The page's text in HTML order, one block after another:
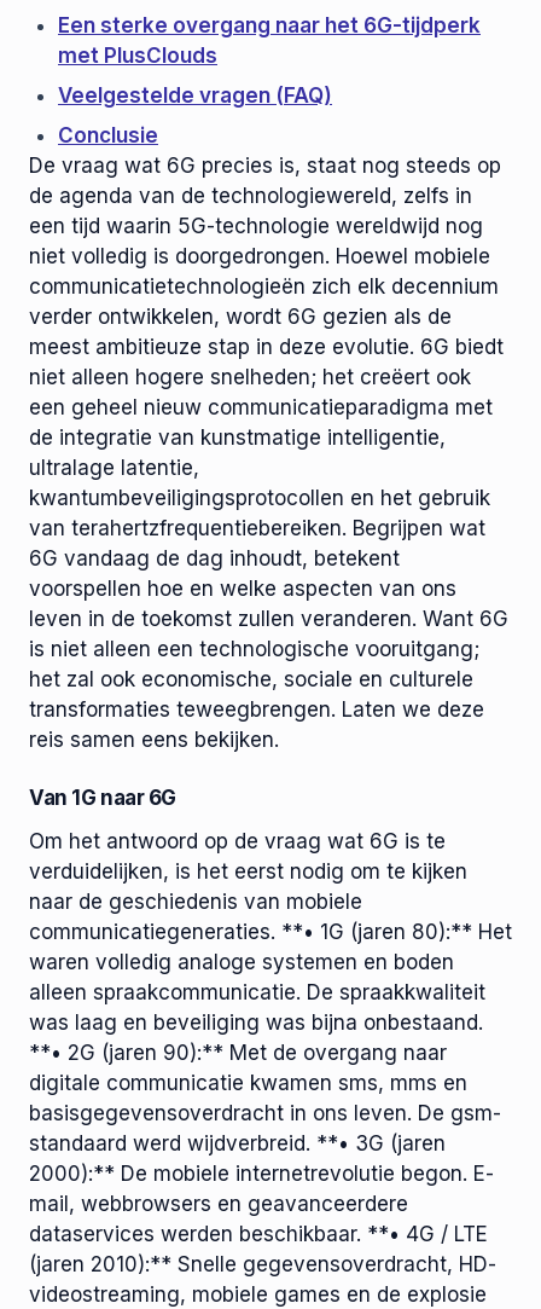
Een sterke overgang naar het 6G-tijdperk
met PlusClouds
Veelgestelde vragen (FAQ)
Conclusie
De vraag wat 6G precies is, staat nog steeds op
de agenda van de technologiewereld, zelfs in
een tijd waarin 5G-technologie wereldwijd nog
niet volledig is doorgedrongen. Hoewel mobiele
communicatietechnologieën zich elk decennium
verder ontwikkelen, wordt 6G gezien als de
meest ambitieuze stap in deze evolutie. 6G biedt
niet alleen hogere snelheden; het creëert ook
een geheel nieuw communicatieparadigma met
de integratie van kunstmatige intelligentie,
ultralage latentie,
kwantumbeveiligingsprotocollen en het gebruik
van terahertzfrequentiebereiken. Begrijpen wat
6G vandaag de dag inhoudt, betekent
voorspellen hoe en welke aspecten van ons
leven in de toekomst zullen veranderen. Want 6G
is niet alleen een technologische vooruitgang;
het zal ook economische, sociale en culturele
transformaties teweegbrengen. Laten we deze
reis samen eens bekijken.
Van 1G naar 6G
Om het antwoord op de vraag wat 6G is te
verduidelijken, is het eerst nodig om te kijken
naar de geschiedenis van mobiele
communicatiegeneraties. **• 1G (jaren 80):** Het
waren volledig analoge systemen en boden
alleen spraakcommunicatie. De spraakkwaliteit
was laag en beveiliging was bijna onbestaand.
**• 2G (jaren 90):** Met de overgang naar
digitale communicatie kwamen sms, mms en
basisgegevensoverdracht in ons leven. De gsm-
standaard werd wijdverbreid. **• 3G (jaren
2000):** De mobiele internetrevolutie begon. E-
mail, webbrowsers en geavanceerdere
dataservices werden beschikbaar. **• 4G / LTE
(jaren 2010):** Snelle gegevensoverdracht, HD-
videostreaming, mobiele games en de explosie